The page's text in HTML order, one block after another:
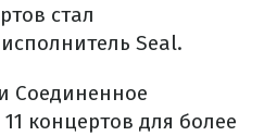
стал
Seal.
Соединенное
концертов для более